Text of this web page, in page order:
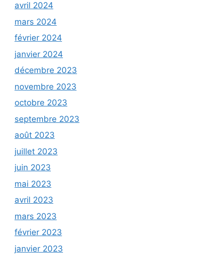
avril 2024
mars 2024
février 2024
janvier 2024
décembre 2023
novembre 2023
octobre 2023
septembre 2023
août 2023
juillet 2023
juin 2023
mai 2023
avril 2023
mars 2023
février 2023
janvier 2023